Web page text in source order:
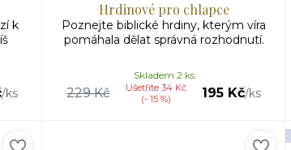
k
/ks
Hrdinové pro chlapce
Poznejte biblické hrdiny, kterým víra
pomáhala dělat správná rozhodnutí.
229 Kč
Ušetříte 34 Kč
(- 15 %)
195 Kč/ks
Skladem 2 ks